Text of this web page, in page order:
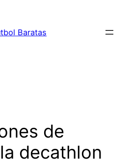
Baratas
de
decathlon